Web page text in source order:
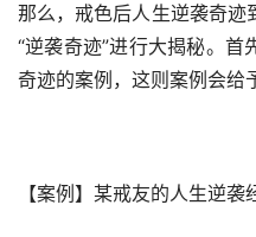
那么，戒色后人生逆袭奇迹
“逆袭奇迹”进行大揭秘。
奇迹的案例，这则案例会给
【案例】某戒友的人生逆袭